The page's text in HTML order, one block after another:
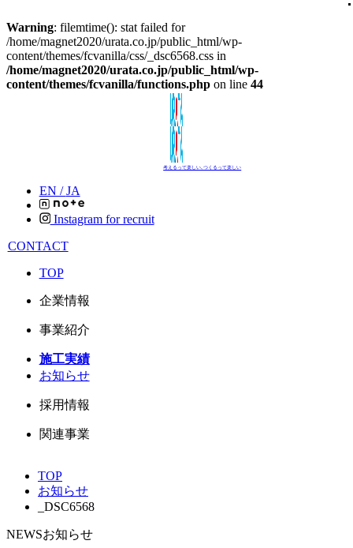
Warning: filemtime(): stat failed for
/home/magnet2020/urata.co.jp/public_html/wp-
content/themes/fcvanilla/css/_dsc6568.css in
/home/magnet2020/urata.co.jp/public_html/wp-
content/themes/fcvanilla/functions.php on line 44
考えるって楽しい､つくるって楽しい
EN /JA
Instagram for recruit
CONTACT
TOP
企業情報
事業紹介
施工実績
お知らせ
採用情報
関連事業
TOP
お知らせ
_DSC6568
NEWSお知らせ